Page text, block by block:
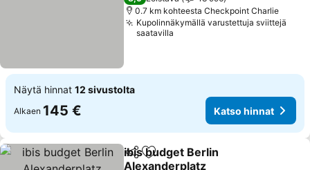
0.7 km kohteesta Checkpoint Charlie
Kupolinnäkymällä varustettuja sviittejä
saatavilla
Näytä hinnat 12 sivustolta
Alkaen 145 € Katso hinnat
Jaa Lisää suosikkeihin
ibis budget Berlin
Alexanderplatz